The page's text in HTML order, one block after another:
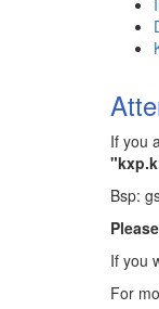
If you
Bsp:
If you
For